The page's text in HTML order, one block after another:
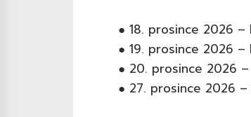
● 18. prosince 2026 –
● 19. prosince 2026 –
● 20. prosince 2026
● 27. prosince 2026